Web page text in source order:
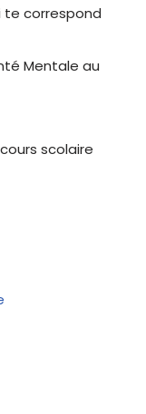
te correspond
Mentale au
scolaire